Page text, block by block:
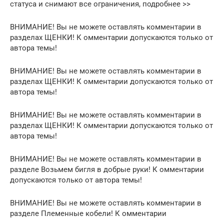
статуса и снимают все ограничения, подробнее >>
ВНИМАНИЕ! Вы не можете оставлять комментарии в
разделах ЩЕНКИ! К омментарии допускаются только от
автора темы!
ВНИМАНИЕ! Вы не можете оставлять комментарии в
разделах ЩЕНКИ! К омментарии допускаются только от
автора темы!
ВНИМАНИЕ! Вы не можете оставлять комментарии в
разделах ЩЕНКИ! К омментарии допускаются только от
автора темы!
ВНИМАНИЕ! Вы не можете оставлять комментарии в
разделе Возьмем бигля в добрые руки! К омментарии
допускаются только от автора темы!
ВНИМАНИЕ! Вы не можете оставлять комментарии в
разделе Племенные кобели! К омментарии